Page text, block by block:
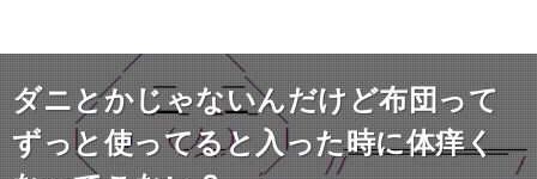
ダニとかじゃないんだけど布団って
ずっと使ってると入った時に体痒く